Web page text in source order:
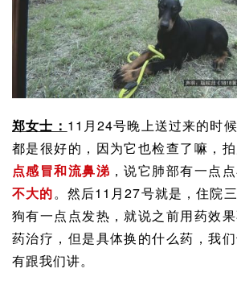
郑女士： 11月24号晚上送过来的时
都是很好的，因为它也检查了嘛，
点感冒和流鼻涕 ，说它肺部有一点
不大的。然后11月27号就是，住院
狗有一点点发热，就说之前用药效
药治疗，但是具体换的什么药，我
有跟我们讲。